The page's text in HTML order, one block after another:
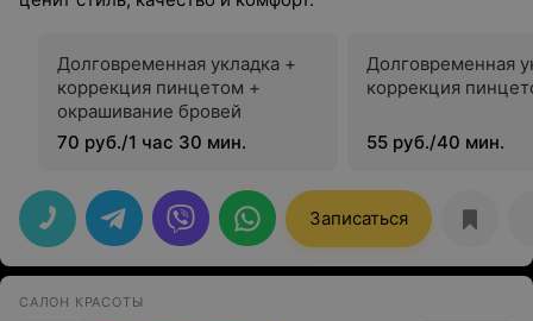
Долговременная укладка +
коррекция пинцетом +
окрашивание бровей
70 руб./1 час 30 мин.
Долговременная
коррекция
55 руб./40 мин.
Записаться
САЛОН КРАСОТЫ